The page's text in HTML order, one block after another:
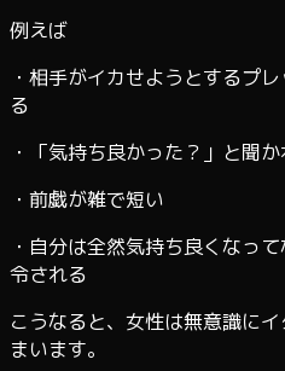
例えば
・相手がイカせようとするプ
る
・「気持ち良かった？」と聞
・前戯が雑で短い
・自分は全然気持ち良くなっ
令される
こうなると、女性は無意識に
まいます。